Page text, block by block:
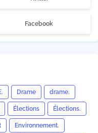
Facebook
Drame drame.
Élections Élections.
Environnement.